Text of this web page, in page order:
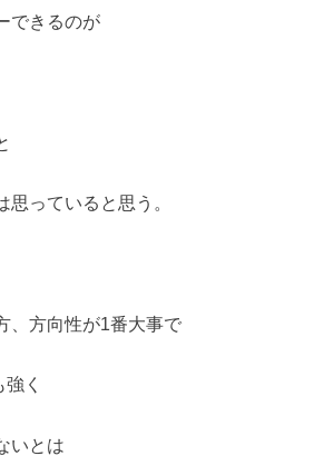
できるのが
っていると思う。
、方向性が1番大事で
く
いとは